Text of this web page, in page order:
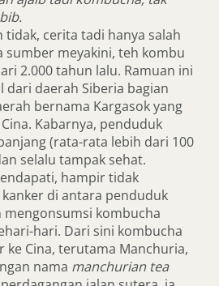
tidak, cerita tadi hanya salah
sumber meyakini, teh kombu
2.000 tahun lalu. Ramuan ini
dari daerah Siberia bagian
bernama Kargasok yang
Kabarnya, penduduk
(rata-rata lebih dari 100
selalu tampak sehat.
hampir tidak
di antara penduduk
mengonsumsi kombucha
hari. Dari sini kombucha
ke Cina, terutama Manchuria,
nama manchurian tea